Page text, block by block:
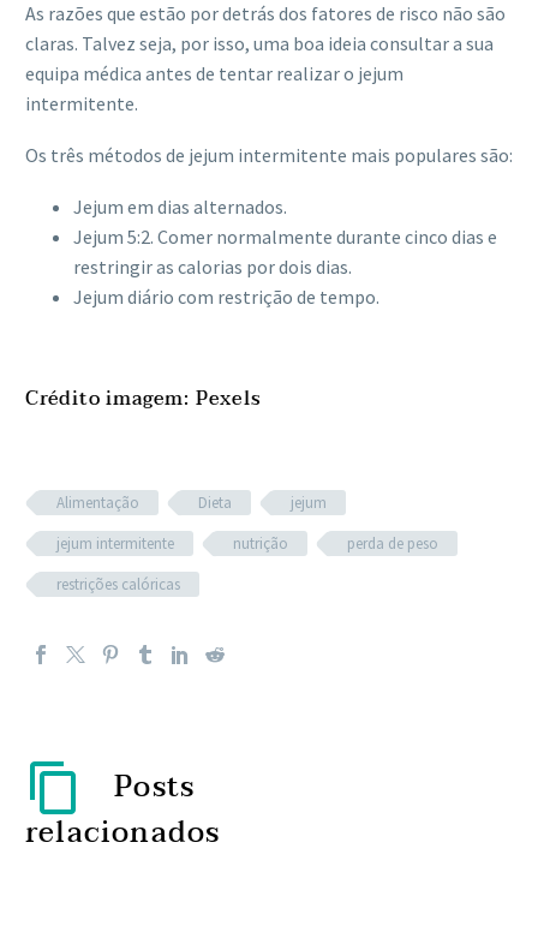
As razões que estão por detrás dos fatores de risco não são
claras. Talvez seja, por isso, uma boa ideia consultar a sua
equipa médica antes de tentar realizar o jejum
intermitente.
Os três métodos de jejum intermitente mais populares são:
Jejum em dias alternados.
Jejum 5:2. Comer normalmente durante cinco dias e
restringir as calorias por dois dias.
Jejum diário com restrição de tempo.
Crédito imagem: Pexels
Alimentação Dieta
jejum
jejum intermitente
nutrição
perda de peso
restrições calóricas
Posts
relacionados